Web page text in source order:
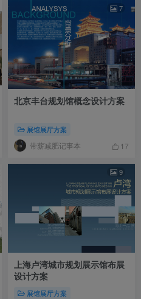
7
北京丰台规划馆概念设计方案
展馆展厅方案
带薪减肥记事本 17
9
上海卢湾城市规划展示馆布展
设计方案
展馆展厅方案